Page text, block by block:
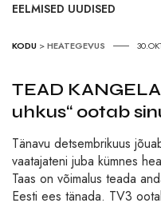
EELMISED UUDISED
KODU >HEATEGEVUS
TEAD
uhkus“ ootab
Tänavu detsembrikuus
vaatajateni juba kümnes
Taas on võimalus teada
Eesti ees tänada. TV3